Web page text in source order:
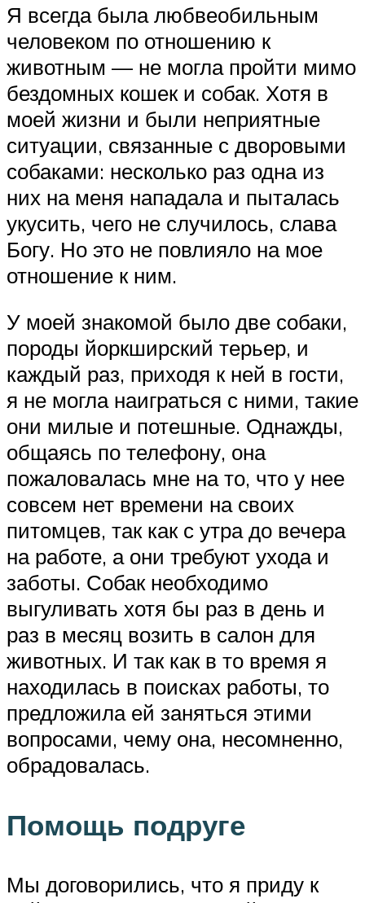
Я всегда была любвеобильным
человеком по отношению к
животным — не могла пройти мимо
бездомных кошек и собак. Хотя в
моей жизни и были неприятные
ситуации, связанные с дворовыми
собаками: несколько раз одна из
них на меня нападала и пыталась
укусить, чего не случилось, слава
Богу. Но это не повлияло на мое
отношение к ним.
У моей знакомой было две собаки,
породы йоркширский терьер, и
каждый раз, приходя к ней в гости,
я не могла наиграться с ними, такие
они милые и потешные. Однажды,
общаясь по телефону, она
пожаловалась мне на то, что у нее
совсем нет времени на своих
питомцев, так как с утра до вечера
на работе, а они требуют ухода и
заботы. Собак необходимо
выгуливать хотя бы раз в день и
раз в месяц возить в салон для
животных. И так как в то время я
находилась в поисках работы, то
предложила ей заняться этими
вопросами, чему она, несомненно,
обрадовалась.
Помощь подруге
Мы договорились, что я приду к